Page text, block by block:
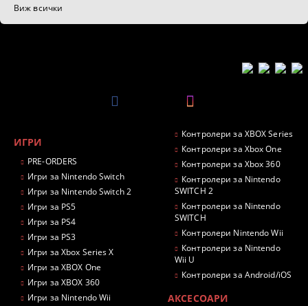
Виж всички
ИГРИ
PRE-ORDERS
Игри за Nintendo Switch
Игри за Nintendo Switch 2
Игри за PS5
Игри за PS4
Игри за PS3
Игри за Xbox Series X
Игри за XBOX One
Игри за XBOX 360
Игри за Nintendo Wii
Контролери за XBOX Series
Контролери за Xbox One
Контролери за Xbox 360
Контролери за Nintendo
SWITCH 2
Контролери за Nintendo
SWITCH
Контролери Nintendo Wii
Контролери за Nintendo
Wii U
Контролери за Android/iOS
АКСЕСОАРИ